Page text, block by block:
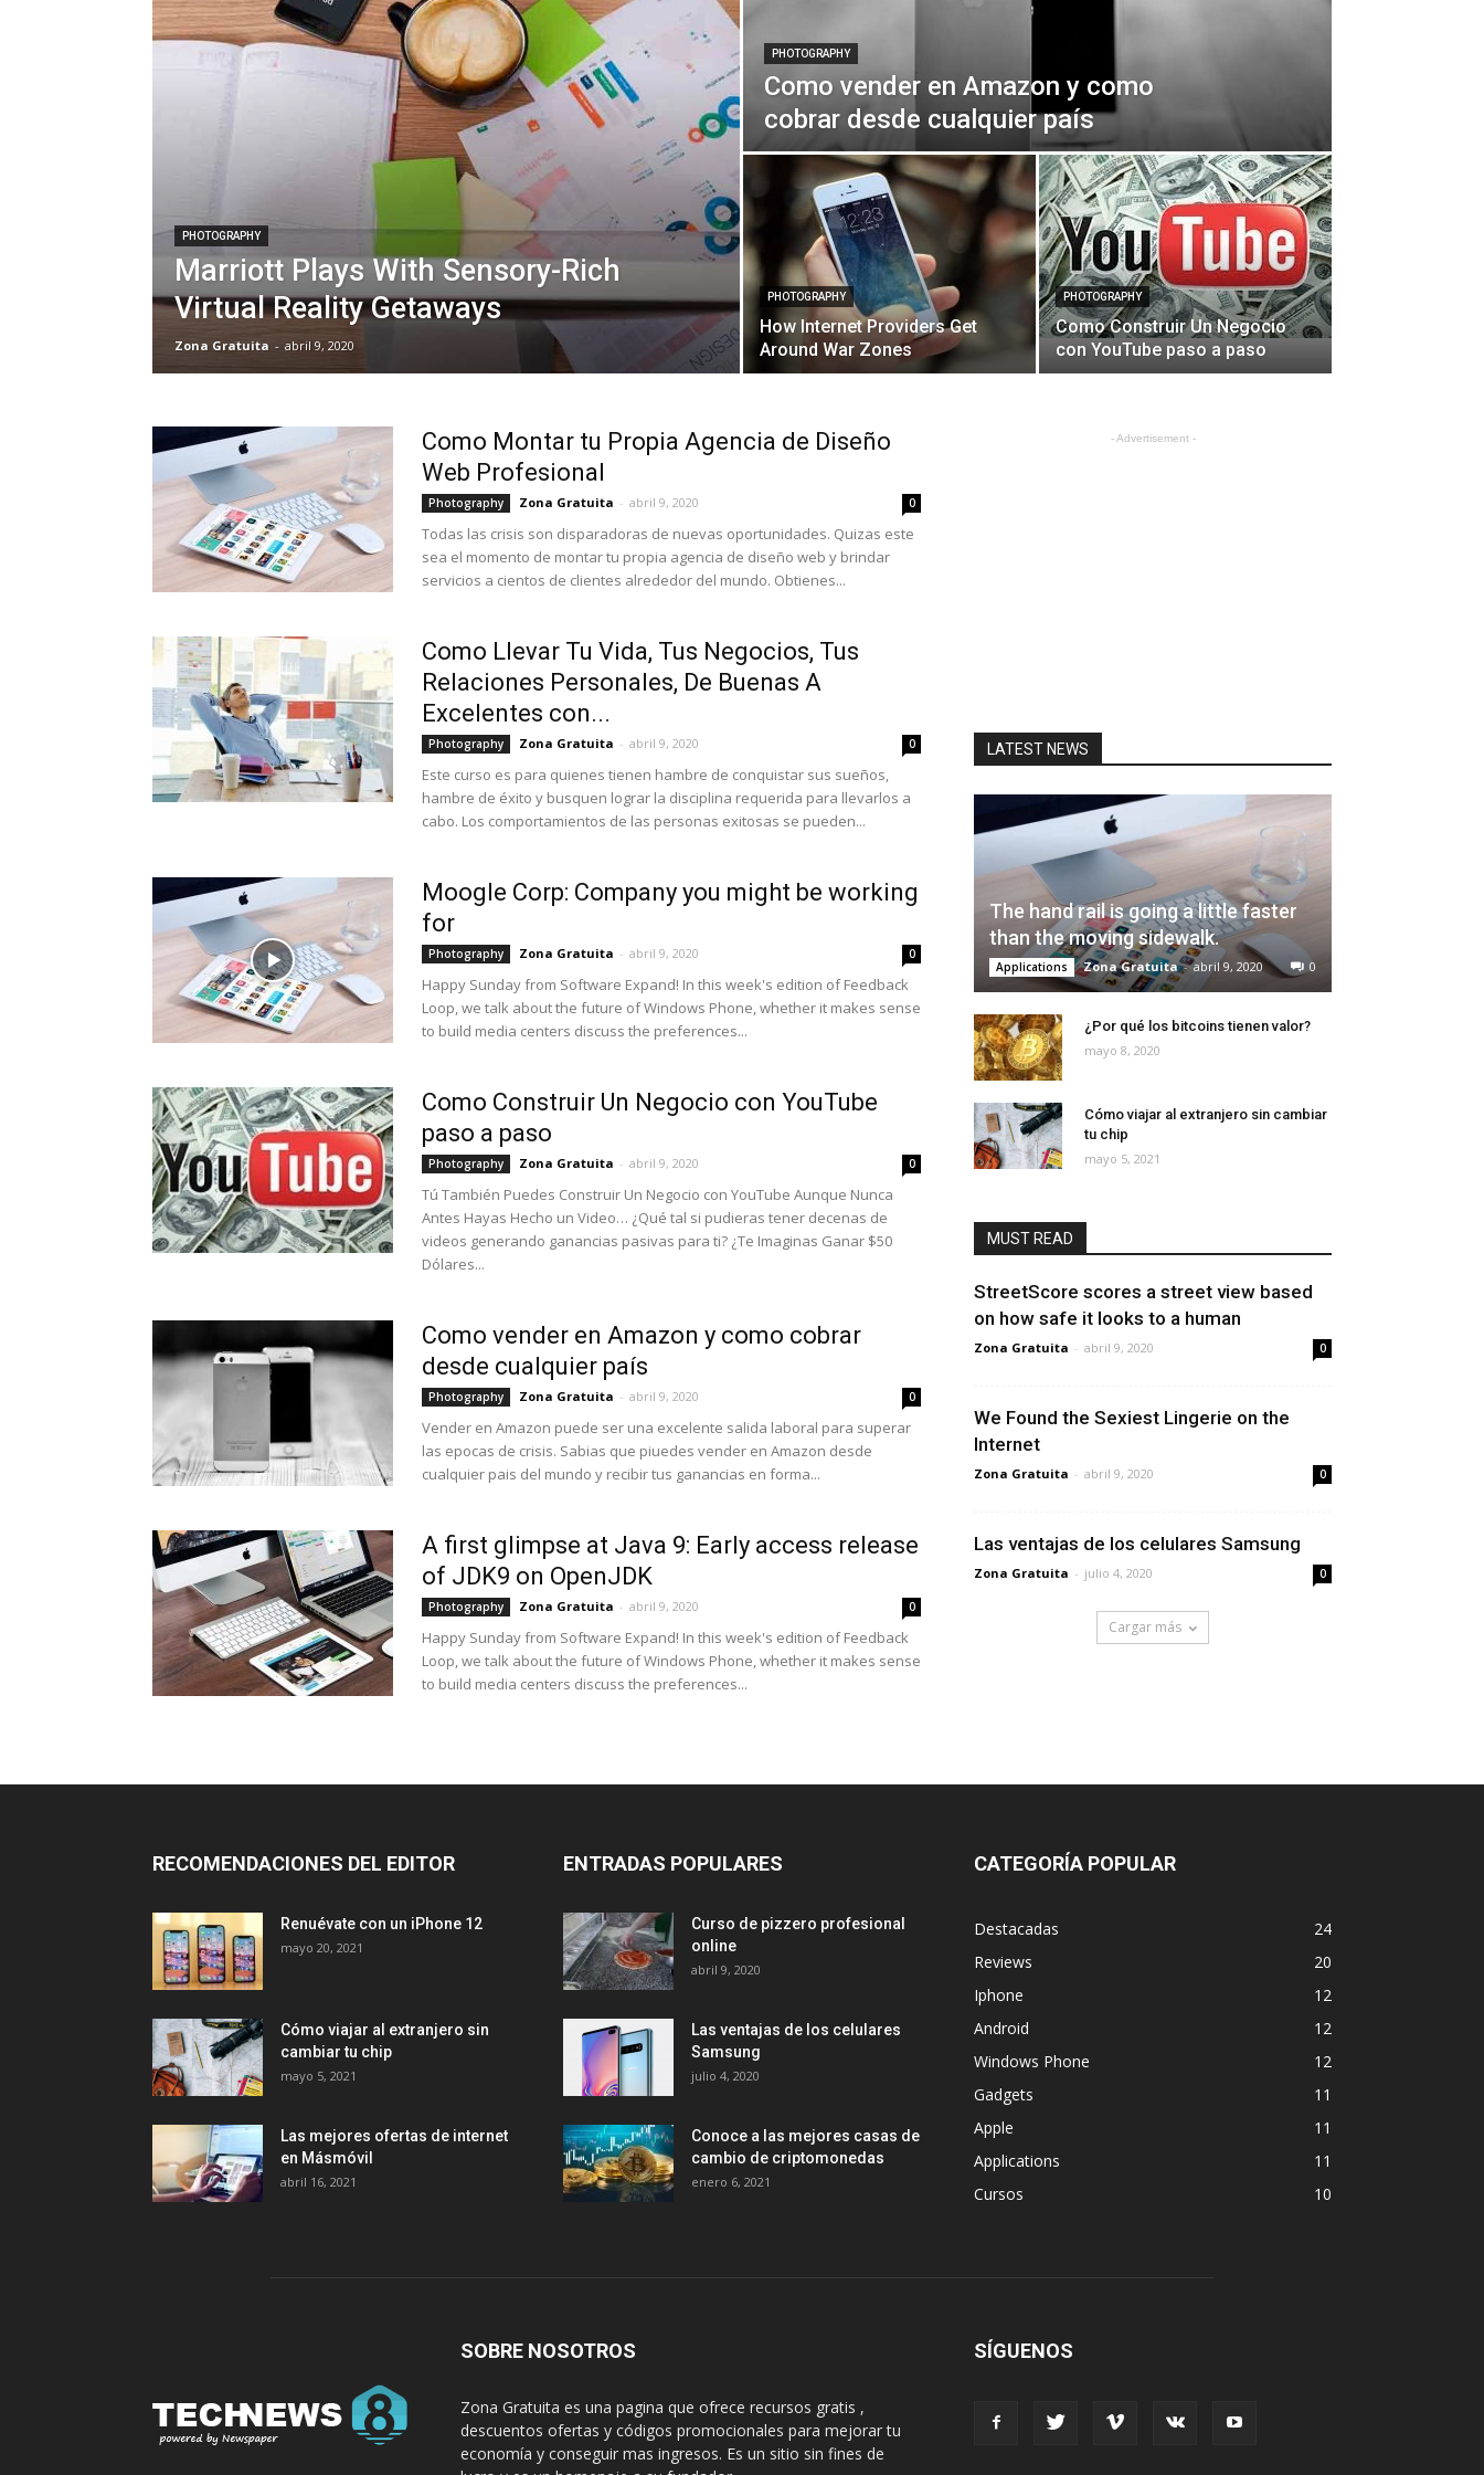
PHOTOGRAPHY
Marriott Plays With Sensory-Rich
Virtual Reality Getaways
Zona Gratuita - abril 9, 2020
PHOTOGRAPHY
Como vender en Amazon y como
cobrar desde cualquier país
PHOTOGRAPHY
How Internet Providers Get
Around War Zones
PHOTOGRAPHY
Como Construir Un Negocio
con YouTube paso a paso
Como Montar tu Propia Agencia de Diseño
Web Profesional
Photography Zona Gratuita - abril 9, 2020 0
Todas las crisis son disparadoras de nuevas oportunidades. Quizas este
sea el momento de montar tu propia agencia de diseño web y brindar
servicios a cientos de clientes alrededor del mundo. Obtienes...
Como Llevar Tu Vida, Tus Negocios, Tus
Relaciones Personales, De Buenas A
Excelentes con...
Photography Zona Gratuita - abril 9, 2020 0
Este curso es para quienes tienen hambre de conquistar sus sueños,
hambre de éxito y busquen lograr la disciplina requerida para llevarlos a
cabo. Los comportamientos de las personas exitosas se pueden...
Moogle Corp: Company you might be working
for
Photography Zona Gratuita - abril 9, 2020 0
Happy Sunday from Software Expand! In this week's edition of Feedback
Loop, we talk about the future of Windows Phone, whether it makes sense
to build media centers discuss the preferences...
Como Construir Un Negocio con YouTube
paso a paso
Photography Zona Gratuita - abril 9, 2020 0
Tú También Puedes Construir Un Negocio con YouTube Aunque Nunca
Antes Hayas Hecho un Video… ¿Qué tal si pudieras tener decenas de
videos generando ganancias pasivas para ti? ¿Te Imaginas Ganar $50
Dólares...
Como vender en Amazon y como cobrar
desde cualquier país
Photography Zona Gratuita - abril 9, 2020 0
Vender en Amazon puede ser una excelente salida laboral para superar
las epocas de crisis. Sabias que piuedes vender en Amazon desde
cualquier pais del mundo y recibir tus ganancias en forma...
A first glimpse at Java 9: Early access release
of JDK9 on OpenJDK
Photography Zona Gratuita - abril 9, 2020 0
Happy Sunday from Software Expand! In this week's edition of Feedback
Loop, we talk about the future of Windows Phone, whether it makes sense
to build media centers discuss the preferences...
- Advertisement -
LATEST NEWS
The hand rail is going a little faster
than the moving sidewalk.
Applications Zona Gratuita - abril 9, 2020 0
¿Por qué los bitcoins tienen valor?
mayo 8, 2020
Cómo viajar al extranjero sin cambiar
tu chip
mayo 5, 2021
MUST READ
StreetScore scores a street view based
on how safe it looks to a human
Zona Gratuita - abril 9, 2020 0
We Found the Sexiest Lingerie on the
Internet
Zona Gratuita - abril 9, 2020 0
Las ventajas de los celulares Samsung
Zona Gratuita - julio 4, 2020 0
Cargar más
RECOMENDACIONES DEL EDITOR
Renuévate con un iPhone 12
mayo 20, 2021
Cómo viajar al extranjero sin
cambiar tu chip
mayo 5, 2021
Las mejores ofertas de internet
en Másmóvil
abril 16, 2021
ENTRADAS POPULARES
Curso de pizzero profesional
online
abril 9, 2020
Las ventajas de los celulares
Samsung
julio 4, 2020
Conoce a las mejores casas de
cambio de criptomonedas
enero 6, 2021
CATEGORÍA POPULAR
Destacadas
24
Reviews
20
Iphone
12
Android
12
Windows Phone
12
Gadgets
11
Apple
11
Applications
11
Cursos
10
SOBRE NOSOTROS
Zona Gratuita es una pagina que ofrece recursos gratis ,
descuentos ofertas y códigos promocionales para mejorar tu
economía y conseguir mas ingresos. Es un sitio sin fines de
SÍGUENOS